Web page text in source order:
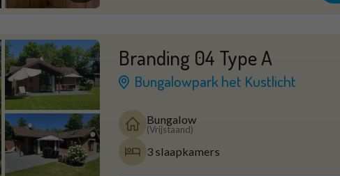
Branding 04 Type A
Bungalowpark het Kustlicht
Bungalow
(Vrijstaand)
3 slaapkamers